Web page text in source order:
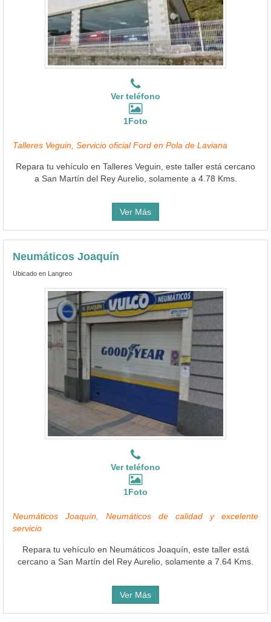
Ver teléfono
1Foto
Talleres Veguin, Servicio oficial Ford en Pola de Laviana
Repara tu vehículo en Talleres Veguin, este taller está cercano
a San Martín del Rey Aurelio, solamente a 4.78 Kms.
Ver Más
Neumáticos Joaquín
Ubicado en Langreo
Ver teléfono
1Foto
Neumáticos Joaquín, Neumáticos de calidad y excelente
servicio
Repara tu vehículo en Neumáticos Joaquín, este taller está
cercano a San Martín del Rey Aurelio, solamente a 7.64 Kms.
Ver Más